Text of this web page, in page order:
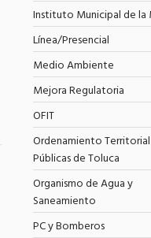
Instituto Municipal de la
Línea/Presencial
Medio Ambiente
Mejora Regulatoria
OFIT
Ordenamiento Territorial
Públicas de Toluca
Organismo de Agua y
Saneamiento
PC y Bomberos